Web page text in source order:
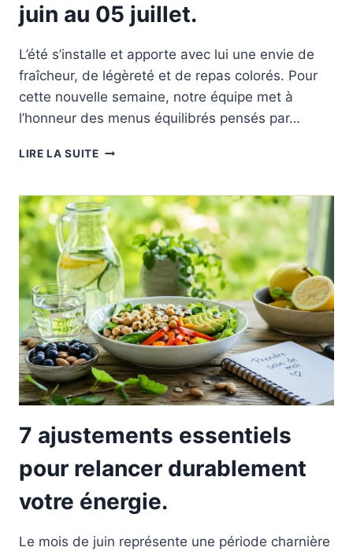
juin au 05 juillet.
L’été s’installe et apporte avec lui une envie de
fraîcheur, de légèreté et de repas colorés. Pour
cette nouvelle semaine, notre équipe met à
l’honneur des menus équilibrés pensés par…
LIRE LA SUITEMENUS
DÉCOUVREZ
NOS
SAVEURS
DU
29
JUIN
AU
05
JUILLET.
7 ajustements essentiels
pour relancer durablement
votre énergie.
Le mois de juin représente une période charnière